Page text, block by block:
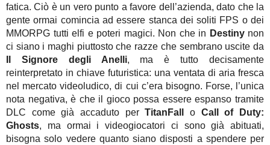
fatica. Ciò è un vero punto a favore dell’azienda, dato che la
gente ormai comincia ad essere stanca dei soliti FPS o dei
MMORPG tutti elfi e poteri magici. Non che in Destinynon
ci siano i maghi piuttosto che razze che sembrano uscite da
Il Signore degli Anelli, ma è tutto decisamente
reinterpretato in chiave futuristica: una ventata di aria fresca
nel mercato videoludico, di cui c’era bisogno. Forse, l’unica
nota negativa, è che il gioco possa essere espanso tramite
DLC come già accaduto perTitanFall o Call of Duty:
Ghosts, ma ormai i videogiocatori ci sono già abituati,
bisogna solo vedere quanto siano disposti a spendere per